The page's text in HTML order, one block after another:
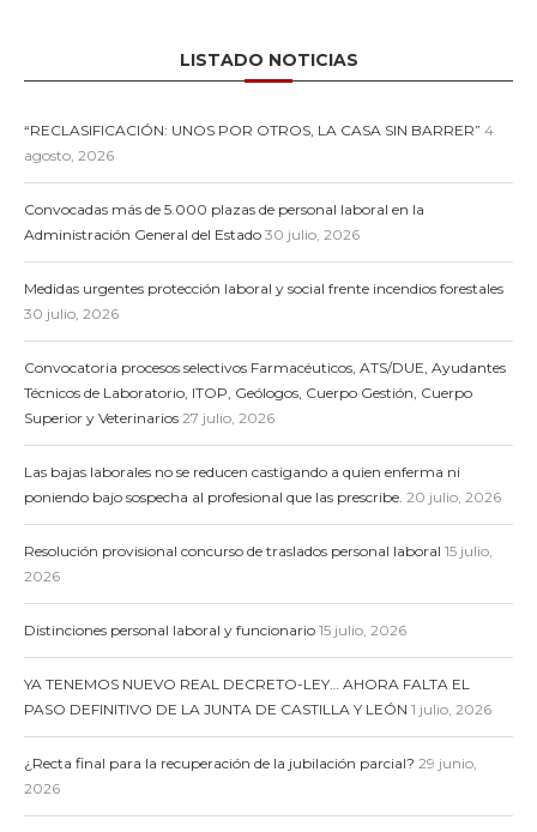
LISTADO NOTICIAS
“RECLASIFICACIÓN: UNOS POR OTROS, LA CASA SIN BARRER” 4
agosto, 2026
Convocadas más de 5.000 plazas de personal laboral en la
Administración General del Estado 30 julio, 2026
Medidas urgentes protección laboral y social frente incendios forestales
30 julio, 2026
Convocatoria procesos selectivos Farmacéuticos, ATS/DUE, Ayudantes
Técnicos de Laboratorio, ITOP, Geólogos, Cuerpo Gestión, Cuerpo
Superior y Veterinarios 27 julio, 2026
Las bajas laborales no se reducen castigando a quien enferma ni
poniendo bajo sospecha al profesional que las prescribe. 20 julio, 2026
Resolución provisional concurso de traslados personal laboral 15 julio,
2026
Distinciones personal laboral y funcionario 15 julio, 2026
YA TENEMOS NUEVO REAL DECRETO-LEY… AHORA FALTA EL
PASO DEFINITIVO DE LA JUNTA DE CASTILLA Y LEÓN 1 julio, 2026
¿Recta final para la recuperación de la jubilación parcial? 29 junio,
2026